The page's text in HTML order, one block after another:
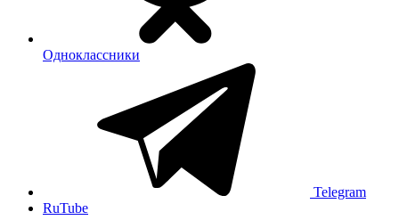
Одноклассники
Telegram
RuTube